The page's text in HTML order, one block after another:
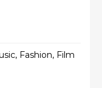
Fashion, Film